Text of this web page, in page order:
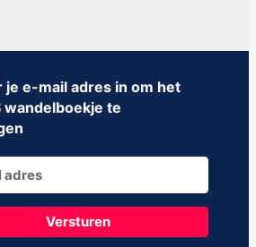
je e-mail adres in om het
wandelboekje te
Versturen